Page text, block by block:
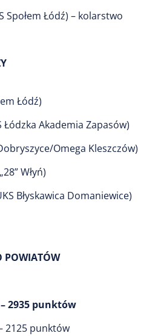
Społem Łódź) – kolarstwo
Łódź)
Łódzka Akademia Zapasów)
Omega Kleszczów)
Włyń)
Błyskawica Domaniewice)
POWIATÓW
2935 punktów
2125 punktów